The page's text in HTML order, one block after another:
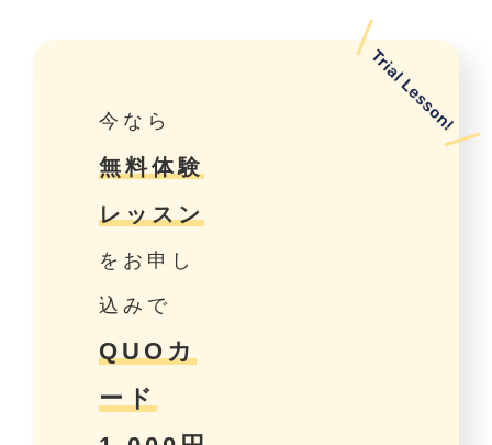
今なら
無料体験
レッスン
をお申し
込みで
QUOカ
ード